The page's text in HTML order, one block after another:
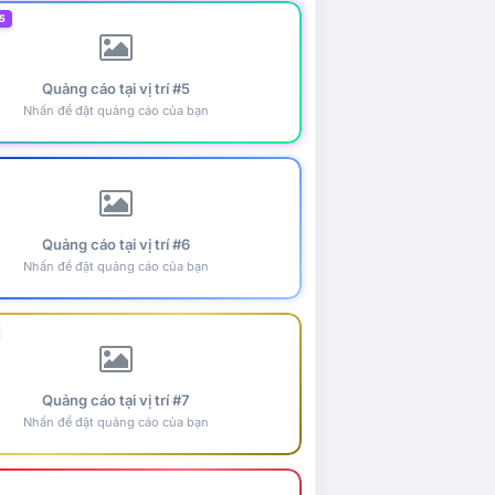
Quảng cáo tại vị trí #5
Nhấn để đặt quảng cáo của bạn
Quảng cáo tại vị trí #6
Nhấn để đặt quảng cáo của bạn
Quảng cáo tại vị trí #7
Nhấn để đặt quảng cáo của bạn